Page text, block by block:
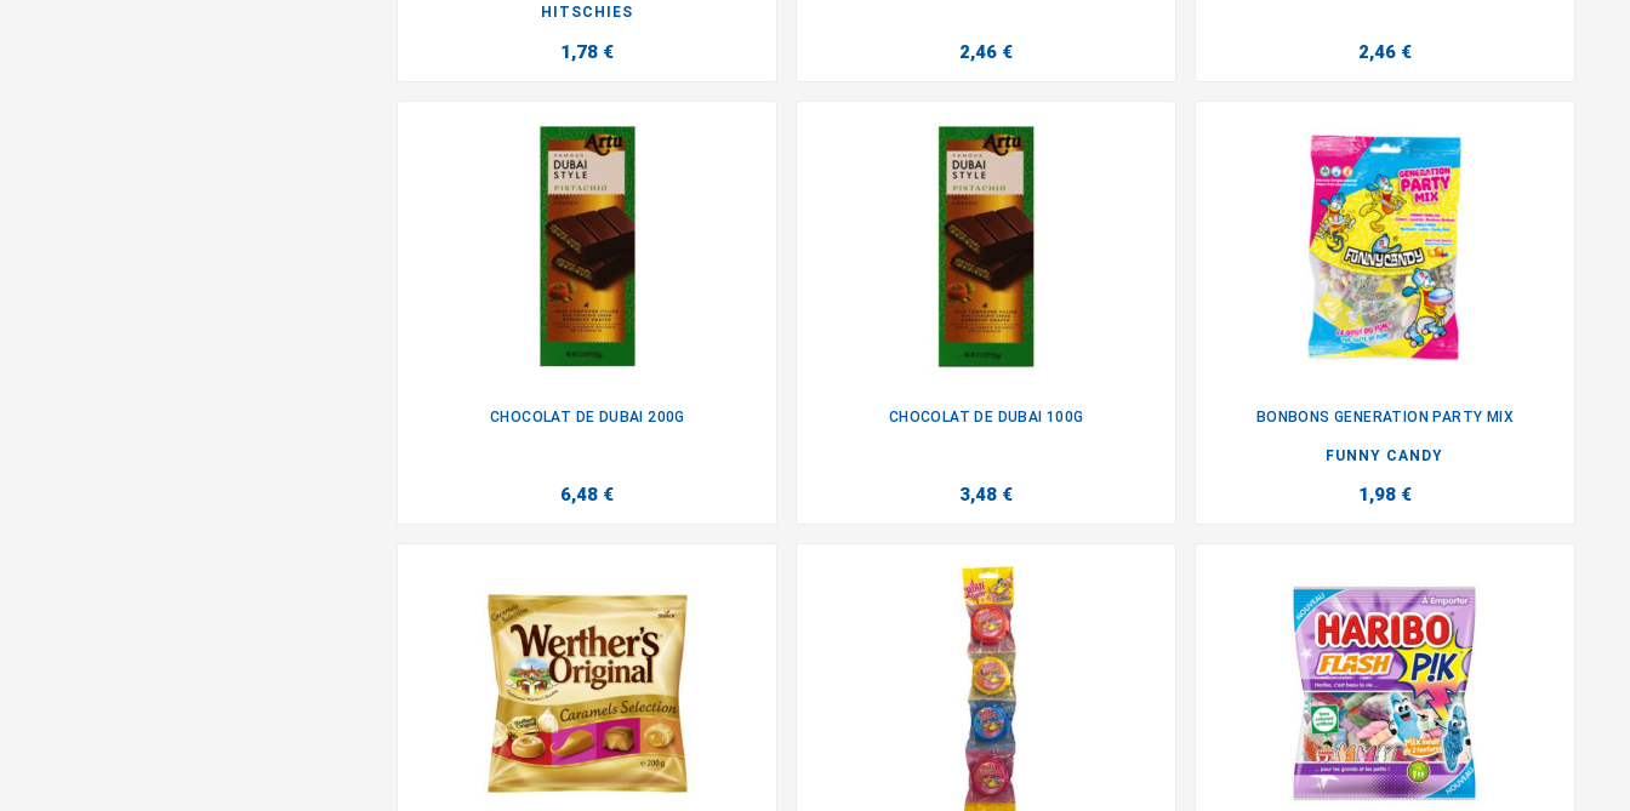
HITSCHIES
1,78 € 2,46 € 2,46 €
CHOCOLAT DE DUBAI 200G
6,48 €
CHOCOLAT DE DUBAI 100G
3,48 €
BONBONS GENERATION PARTY MIX
FUNNY CANDY
1,98 €